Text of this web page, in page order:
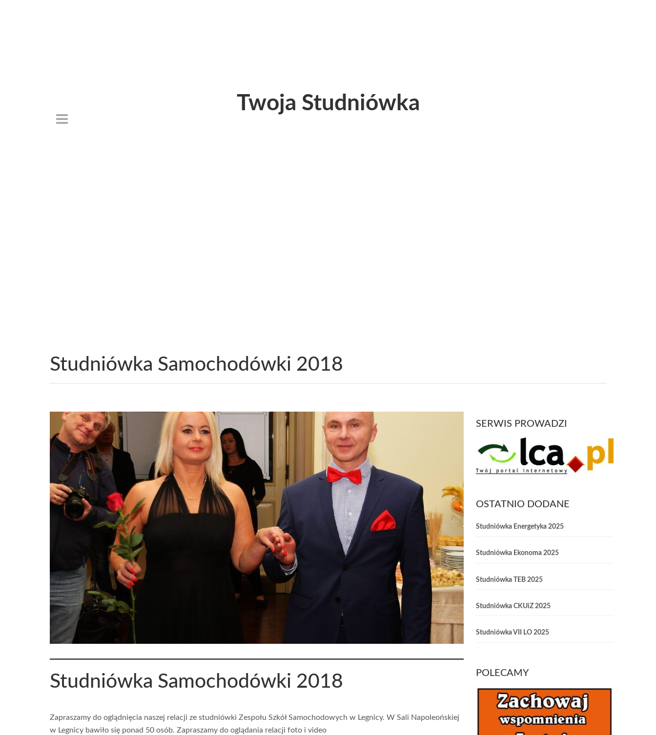
Twoja Studniówka
Studniówka Samochodówki 2018
Studniówka Samochodówki 2018
Zapraszamy do oglądnięcia naszej relacji ze studniówki Zespołu Szkół Samochodowych w Legnicy. W Sali Napoleońskiej
w Legnicy bawiło się ponad 50 osób. Zapraszamy do oglądania relacji foto i video
SERWIS PROWADZI
OSTATNIO DODANE
Studniówka Energetyka 2025
Studniówka Ekonoma 2025
Studniówka TEB 2025
Studniówka CKUiZ 2025
Studniówka VII LO 2025
POLECAMY